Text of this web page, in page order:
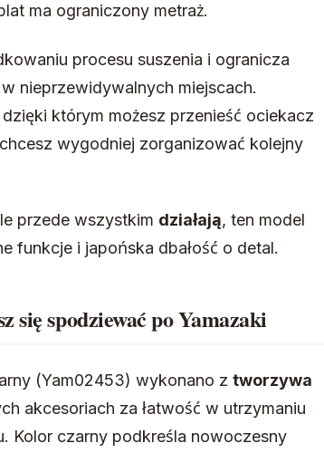
ma ograniczony metraż.
procesu suszenia i ogranicza
nieprzewidywalnych miejscach.
którym możesz przenieść ociekacz
wygodniej zorganizować kolejny
przede wszystkim działają, ten model
funkcje i japońska dbałość o detal.
się spodziewać po Yamazaki
(Yam02453) wykonano z tworzywa
akcesoriach za łatwość w utrzymaniu
Kolor czarny podkreśla nowoczesny